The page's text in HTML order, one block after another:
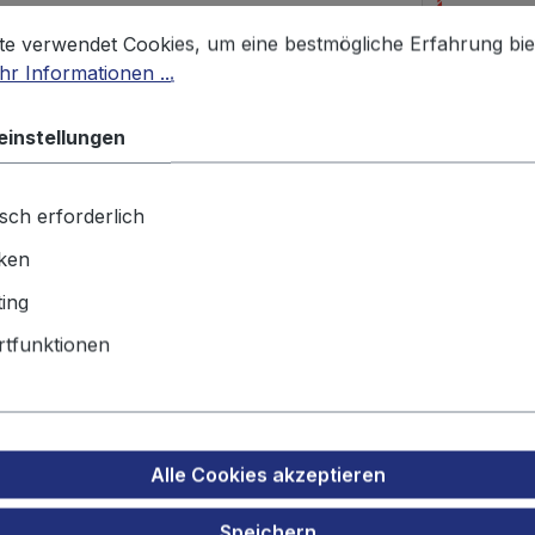
Produktsicherheit
für Motorola R2
Cookies, um eine bestmögliche Erfahrung
verwendet Cookies, um eine bestmögliche Erfahrung
Informationen ...
erforderlich
Alle Cookies akzeptieren